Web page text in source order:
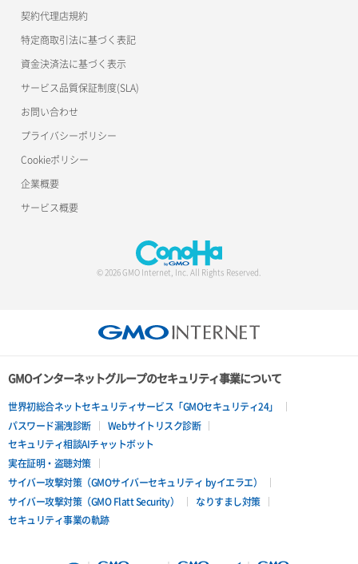
サーバー再構築（OS再インストール）
サーバー利用状況グラフ（ディスクIO）
サーバー削除
ポートデタッチ
ボリュームアタッチ
ボリュームデタッチ
ポート作成（ローカルネットワーク用）
ポート作成（追加IP用）
ポート削除
ポート詳細取得
リスナー詳細取得
ロードバランサー一覧取得
ロードバランサー削除
ロードバランサー更新
ロードバランサー詳細取得
ロードバランサー追加
公開API(ConoHa VPS Ver.2.0)
契約代理店規約
特定商取引法に基づく表記
資金決済法に基づく表示
サービス品質保証制度(SLA)
お問い合わせ
プライバシーポリシー
Cookieポリシー
企業概要
サービス概要
© 2026 GMO Internet, Inc. All Rights Reserved.
GMOインターネットグループのセキュリティ事業について
世界初総合ネットセキュリティサービス「GMOセキュリティ24」
パスワード漏洩診断
Webサイトリスク診断
セキュリティ相談AIチャットボット
実在証明・盗聴対策
サイバー攻撃対策（GMOサイバーセキュリティ byイエラエ）
サイバー攻撃対策（GMO Flatt Security）
なりすまし対策
セキュリティ事業の軌跡